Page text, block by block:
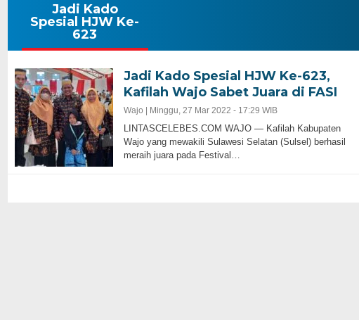
Jadi Kado
Spesial HJW Ke-
623
Jadi Kado Spesial HJW Ke-623,
Kafilah Wajo Sabet Juara di FASI
Wajo | Minggu, 27 Mar 2022 - 17:29 WIB
LINTASCELEBES.COM WAJO — Kafilah Kabupaten
Wajo yang mewakili Sulawesi Selatan (Sulsel) berhasil
meraih juara pada Festival…